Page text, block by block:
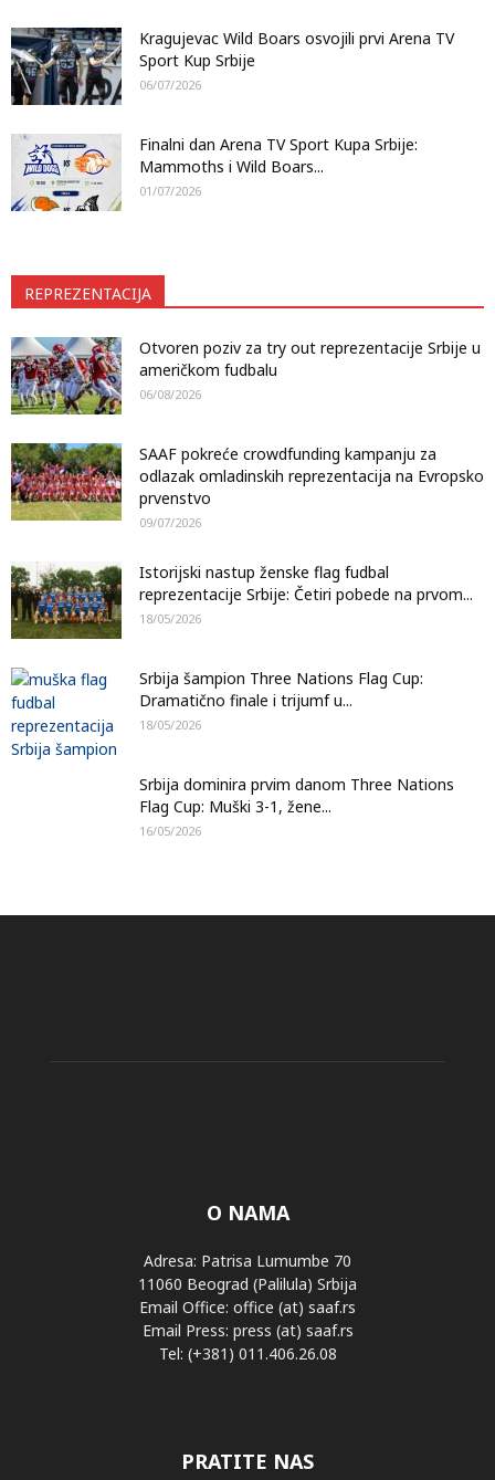
Kragujevac Wild Boars osvojili prvi Arena TV
Sport Kup Srbije
06/07/2026
Finalni dan Arena TV Sport Kupa Srbije:
Mammoths i Wild Boars...
01/07/2026
REPREZENTACIJA
Otvoren poziv za try out reprezentacije Srbije u
američkom fudbalu
06/08/2026
SAAF pokreće crowdfunding kampanju za
odlazak omladinskih reprezentacija na Evropsko
prvenstvo
09/07/2026
Istorijski nastup ženske flag fudbal
reprezentacije Srbije: Četiri pobede na prvom...
18/05/2026
Srbija šampion Three Nations Flag Cup:
Dramatično finale i trijumf u...
18/05/2026
Srbija dominira prvim danom Three Nations
Flag Cup: Muški 3-1, žene...
16/05/2026
O NAMA
Adresa: Patrisa Lumumbe 70
11060 Beograd (Palilula) Srbija
Email Office: office (at) saaf.rs
Email Press: press (at) saaf.rs
Tel: (+381) 011.406.26.08
PRATITE NAS